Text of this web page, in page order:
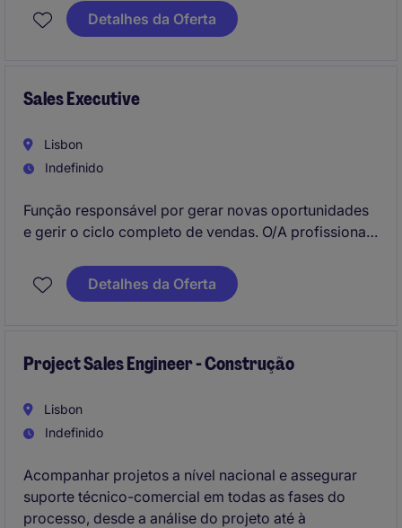
coordination in a fast-paced, premium environment.
This role is ideal for detail-oriented and proactive
Detalhes da Oferta
Sales Executive
Lisbon
Indefinido
Função responsável por gerar novas oportunidades
e gerir o ciclo completo de vendas. O/A profissional
empresariais, garantindo crescimento comercial e
cumprimento de objetivos
Detalhes da Oferta
Project Sales Engineer - Construção
Lisbon
Indefinido
Acompanhar projetos a nível nacional e assegurar
suporte técnico-comercial em todas as fases do
processo, desde a análise do projeto até à